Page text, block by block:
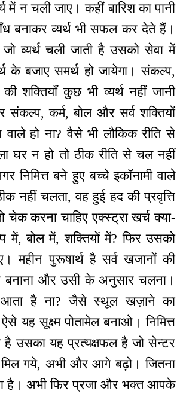
में न चली जाए। कहीं बारिश का पानी
बनाकर व्यर्थ भी सफल कर देते हैं।
व्यर्थ चली जाती है उसको सेवा में
के बजाए समर्थ हो जायेगा। संकल्प,
की शक्तियाँ कुछ भी व्यर्थ नहीं जानी
संकल्प, कर्म, बोल और सर्व शक्तियों
वाले हो ना? वैसे भी लौकिक रीति से
घर न हो तो ठीक रीति से चल नहीं
निमित्त बने हुए बच्चे इकॉनामी वाले
नहीं चलता, वह हुई हद की प्रवृत्ति
चेक करना चाहिए एक्स्ट्रा खर्च क्या-
में, बोल में, शक्तियों में? फिर उसको
महीन पुरूषार्थ है सर्व खजानों की
बनाना और उसी के अनुसार चलना।
आता है ना? जैसे स्थूल खज़ाने का
यह सूक्ष्म पोतामेल बनाओ। निमित्त
है उसका यह प्रत्यक्षफल है जो सेन्टर
मिल गये, अभी और आगे बढ़ो। जितना
है। अभी फिर प्रजा और भक्त आपके